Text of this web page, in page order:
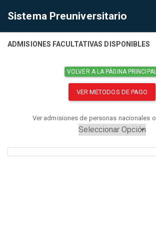
Sistema Preuniversitario
ADMISIONES FACULTATIVAS DISPONIBLES
VOLVER A LA PÁGINA PRINCIPAL
VER METODOS DE PAGO
Ver admisiones de personas nacionales